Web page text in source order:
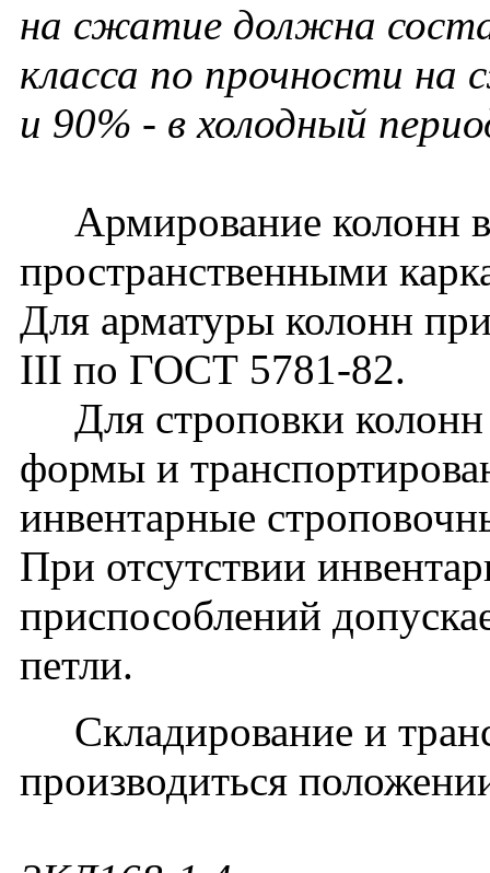
на сжатие должна
класса по прочности на
и 90% - в холодный
Армирование колонн
пространственными
Для арматуры колонн
III по ГОСТ 5781-82.
Для строповки колонн
формы и
инвентарные
При отсутствии
приспособлений
петли.
Складирование и
производиться